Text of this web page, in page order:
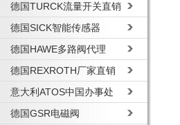
德国TURCK流量开关直销
德国SICK智能传感器
德国HAWE多路阀代理
德国REXROTH厂家直销
意大利ATOS中国办事处
德国GSR电磁阀